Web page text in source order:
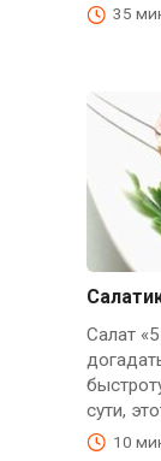
35
Салат
сути,
10